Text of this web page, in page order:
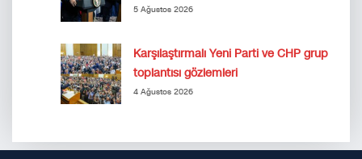
5 Ağustos 2026
Karşılaştırmalı Yeni Parti ve CHP grup
toplantısı gözlemleri
4 Ağustos 2026